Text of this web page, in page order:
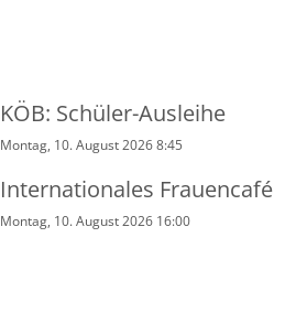
KÖB: Schüler-Ausleihe
Montag, 10. August 2026 8:45
Internationales Frauencafé
Montag, 10. August 2026 16:00